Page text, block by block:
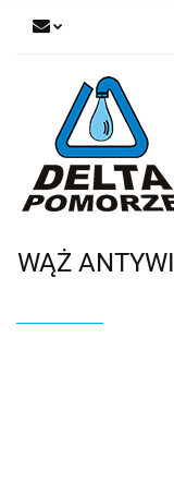
WĄŻ